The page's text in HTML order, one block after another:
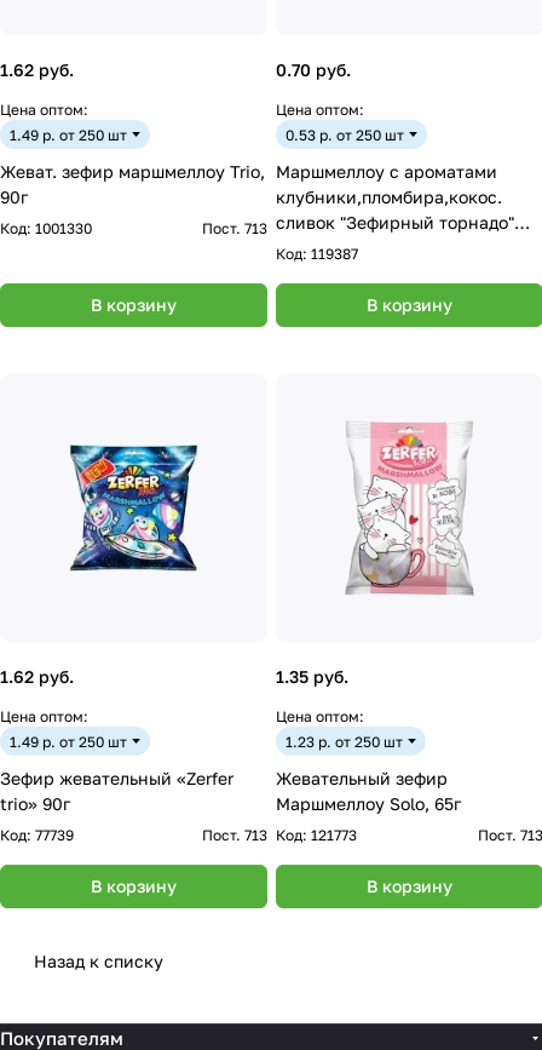
1.62 руб.
Цена оптом:
1.49 р. от 250 шт
Жеват. зефир маршмеллоу Trio,
90г
Код: 1001330 Пост. 713
В корзину
0.70 руб.
Цена оптом:
0.53 р. от 250 шт
Маршмеллоу с ароматами
клубники,пломбира,кокос.
сливок "Зефирный торнадо"
10гр.
Код: 119387
В корзину
1.62 руб.
Цена оптом:
1.49 р. от 250 шт
Зефир жевательный «Zerfer
trio» 90г
Код: 77739 Пост. 713
В корзину
1.35 руб.
Цена оптом:
1.23 р. от 250 шт
Жевательный зефир
Маршмеллоу Solo, 65г
Код: 121773 Пост. 713
В корзину
Назад к списку
Покупателям